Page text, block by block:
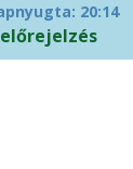
20:14